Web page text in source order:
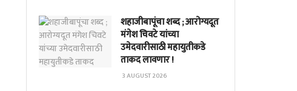
शहाजीबापूंचा शब्द ; आरोग्यदूत
मंगेश चिवटे यांच्या
उमेदवारीसाठी महायुतीकडे
ताकद लावणार !
3 AUGUST 2026